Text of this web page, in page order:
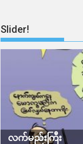
Slider!
လက်မည်းကြီး